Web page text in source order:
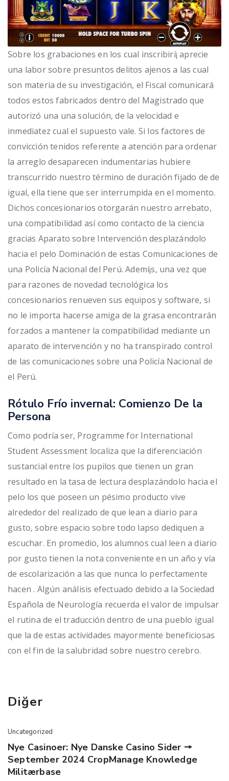
Sobre los grabaciones en los cual inscribirí¡ aprecie
una labor sobre presuntos delitos ajenos a las cual
son materia de su investigación, el Fiscal comunicará
todos estos fabricados dentro del Magistrado que
autorizó una una solución, de la velocidad e
inmediatez cual el supuesto vale. Si los factores de
convicción tenidos referente a atención para ordenar
la arreglo desaparecen indumentarias hubiere
transcurrido nuestro término de duración fijado de de
igual, ella tiene que ser interrumpida en el momento.
Dichos concesionarios otorgarán nuestro arrebato,
una compatibilidad así­ como contacto de la ciencia
gracias Aparato sobre Intervención desplazándolo
hacia el pelo Dominación de estas Comunicaciones de
una Policía Nacional del Perú. Ademí¡s, una vez que
para razones de novedad tecnológica los
concesionarios renueven sus equipos y software, si
no le importa hacerse amiga de la grasa encontrarán
forzados a mantener la compatibilidad mediante un
aparato de intervención y no ha transpirado control
de las comunicaciones sobre una Policía Nacional de
el Perú.
Rótulo Frí­o invernal: Comienzo De la
Persona
Como podrí­a ser, Programme for International
Student Assessment localiza que la diferenciación
sustancial entre los pupilos que tienen un gran
resultado en la tasa de lectura desplazándolo hacia el
pelo los que poseen un pésimo producto vive
alrededor del realizado de que lean a diario para
gusto, sobre espacio sobre todo lapso dediquen a
escuchar. En promedio, los alumnos cual leen a diario
por gusto tienen la nota conveniente en un año y ví­a
de escolarización a las que nunca lo perfectamente
hacen . Algún análisis efectuado debido a la Sociedad
Española de Neurología recuerda el valor de impulsar
el rutina de el traducción dentro de una pueblo igual
que la de estas actividades mayormente beneficiosas
con el fin de la salubridad sobre nuestro cerebro.
Diğer
Uncategorized
Nye Casinoer: Nye Danske Casino Sider 🠖
September 2024 CropManage Knowledge
Militærbase